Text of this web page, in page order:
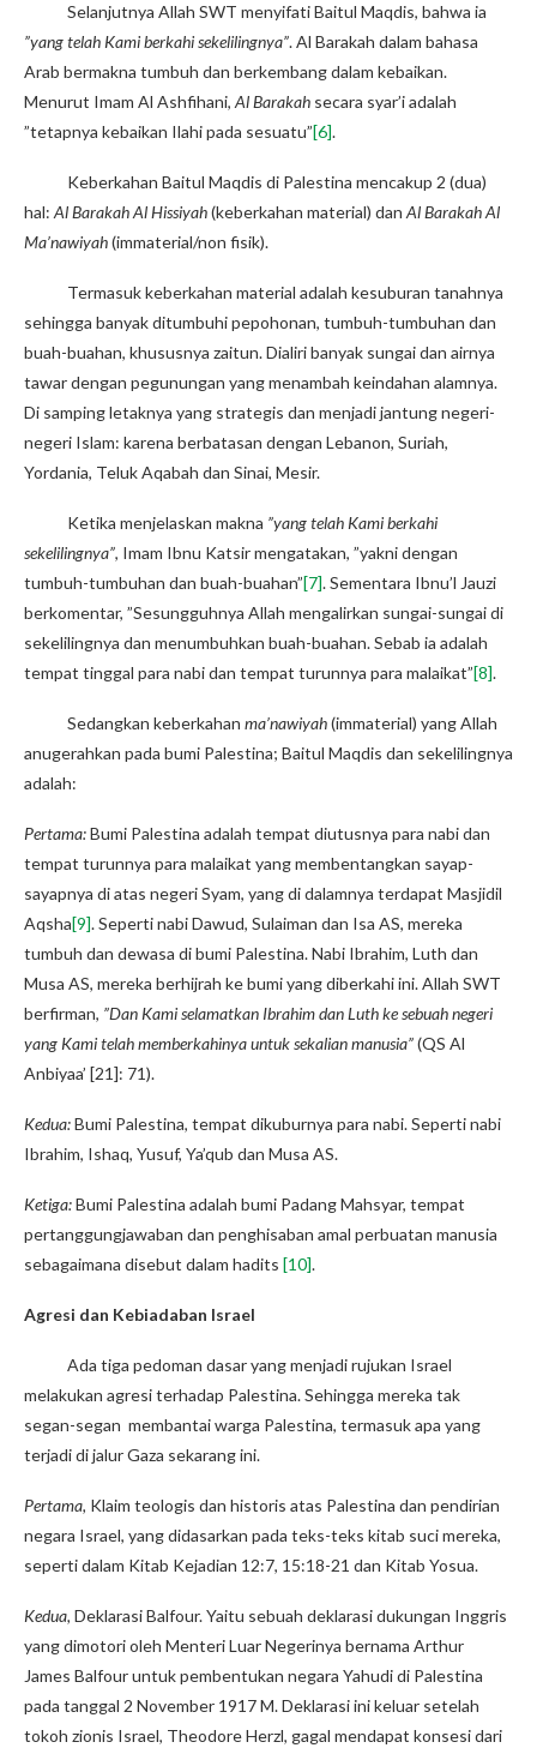
Selanjutnya Allah SWT menyifati Baitul Maqdis, bahwa ia
”yang telah Kami berkahi sekelilingnya”. Al Barakah dalam bahasa
Arab bermakna tumbuh dan berkembang dalam kebaikan.
Menurut Imam Al Ashfihani, Al Barakah secara syar’i adalah
”tetapnya kebaikan Ilahi pada sesuatu”[6].
Keberkahan Baitul Maqdis di Palestina mencakup 2 (dua)
hal: Al Barakah Al Hissiyah(keberkahan material) dan Al Barakah Al
Ma’nawiyah(immaterial/non fisik).
Termasuk keberkahan material adalah kesuburan tanahnya
sehingga banyak ditumbuhi pepohonan, tumbuh-tumbuhan dan
buah-buahan, khususnya zaitun. Dialiri banyak sungai dan airnya
tawar dengan pegunungan yang menambah keindahan alamnya.
Di samping letaknya yang strategis dan menjadi jantung negeri-
negeri Islam: karena berbatasan dengan Lebanon, Suriah,
Yordania, Teluk Aqabah dan Sinai, Mesir.
Ketika menjelaskan makna ”yang telah Kami berkahi
sekelilingnya”, Imam Ibnu Katsir mengatakan, ”yakni dengan
tumbuh-tumbuhan dan buah-buahan”[7]. Sementara Ibnu’l Jauzi
berkomentar, ”Sesungguhnya Allah mengalirkan sungai-sungai di
sekelilingnya dan menumbuhkan buah-buahan. Sebab ia adalah
tempat tinggal para nabi dan tempat turunnya para malaikat”[8].
Sedangkan keberkahan ma’nawiyah(immaterial) yang Allah
anugerahkan pada bumi Palestina; Baitul Maqdis dan sekelilingnya
adalah:
Pertama:Bumi Palestina adalah tempat diutusnya para nabi dan
tempat turunnya para malaikat yang membentangkan sayap-
sayapnya di atas negeri Syam, yang di dalamnya terdapat Masjidil
Aqsha[9]. Seperti nabi Dawud, Sulaiman dan Isa AS, mereka
tumbuh dan dewasa di bumi Palestina. Nabi Ibrahim, Luth dan
Musa AS, mereka berhijrah ke bumi yang diberkahi ini. Allah SWT
berfirman, ”Dan Kami selamatkan Ibrahim dan Luth ke sebuah negeri
yang Kami telah memberkahinya untuk sekalian manusia”(QS Al
Anbiyaa’ [21]: 71).
Kedua:Bumi Palestina, tempat dikuburnya para nabi. Seperti nabi
Ibrahim, Ishaq, Yusuf, Ya’qub dan Musa AS.
Ketiga:Bumi Palestina adalah bumi Padang Mahsyar, tempat
pertanggungjawaban dan penghisaban amal perbuatan manusia
sebagaimana disebut dalam hadits [10].
Agresi dan Kebiadaban Israel
Ada tiga pedoman dasar yang menjadi rujukan Israel
melakukan agresi terhadap Palestina. Sehingga mereka tak
segan-segan membantai warga Palestina, termasuk apa yang
terjadi di jalur Gaza sekarang ini.
Pertama, Klaim teologis dan historis atas Palestina dan pendirian
negara Israel, yang didasarkan pada teks-teks kitab suci mereka,
seperti dalam Kitab Kejadian 12:7, 15:18-21 dan Kitab Yosua.
Kedua, Deklarasi Balfour. Yaitu sebuah deklarasi dukungan Inggris
yang dimotori oleh Menteri Luar Negerinya bernama Arthur
James Balfour untuk pembentukan negara Yahudi di Palestina
pada tanggal 2 November 1917 M. Deklarasi ini keluar setelah
tokoh zionis Israel, Theodore Herzl, gagal mendapat konsesi dari